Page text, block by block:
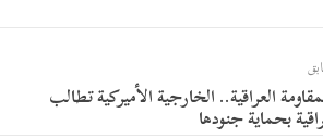
العراقية.. الخارجية الأميركية تطالب
بحماية جنودها